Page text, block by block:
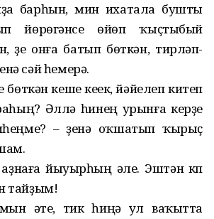
барһын, мин ихатала бушты
йөрөгәнсе өйөп ҡыҫтыбый
үҙе онға батып бөткән, тирләп-
сәй һемерә.
кеше кеүек, йәйелеп китеп
Әллә һинең урынға керҙе
– үҙенә оҡшатып ҡырыҫ
йыуырһың әле. Эштән күп
тайҙым!
әтеү, тик һиңә ул ваҡытта